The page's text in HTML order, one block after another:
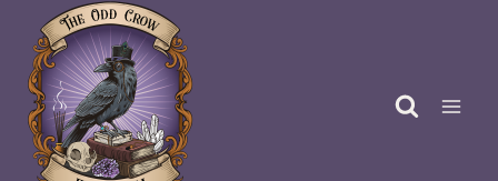
Doorgaan
naar
inhoud